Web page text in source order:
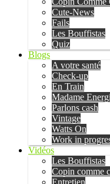
Cute-News
Fails
Les Bouffistas
Quiz
Blogs
A votre santé
Check-up
En Train
Madame
Parlons cash
Vintage
Watts On
Work in
Vidéos
Les Bouffistas
Copin comme
Entretien